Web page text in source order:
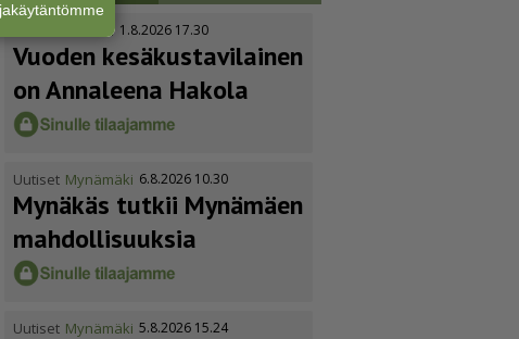
Kustavi 1.8.2026 17.30
Vuoden kesäkus­ta­vi­lainen
on Annaleena Hakola
Uutiset Mynämäki 6.8.2026 10.30
Mynäkäs tutkii Mynämäen
mahdol­li­suuksia
Uutiset Mynämäki 5.8.2026 15.24